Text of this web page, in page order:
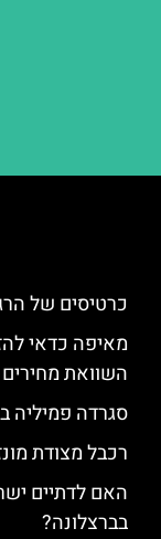
כרטיסים של
מאיפה כדאי
השוואת מחירים
סגרדה פמיליה
רכבל מצודת
האם לדתיים
בברצלונה?